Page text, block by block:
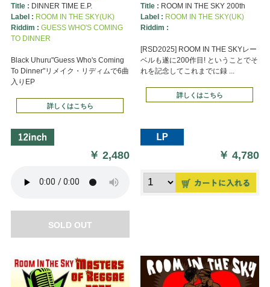
Title : DINNER TIME E.P.
Label : ROOM IN THE SKY(UK)
Riddim : GUESS WHO'S COMING
TO DINNER
Black Uhuru"Guess Who's Coming
To Dinner"リメイク・リディムで6曲
入りEP
詳しくはこちら
￥2,480
SOLD OUT
Title : ROOM IN THE SKY 200th
Label : ROOM IN THE SKY(UK)
Riddim :
[RSD2025] ROOM IN THE SKYレー
ベルも遂に200作目! ということでそ
れを記念してこれまでに録 ...
詳しくはこちら
￥4,780